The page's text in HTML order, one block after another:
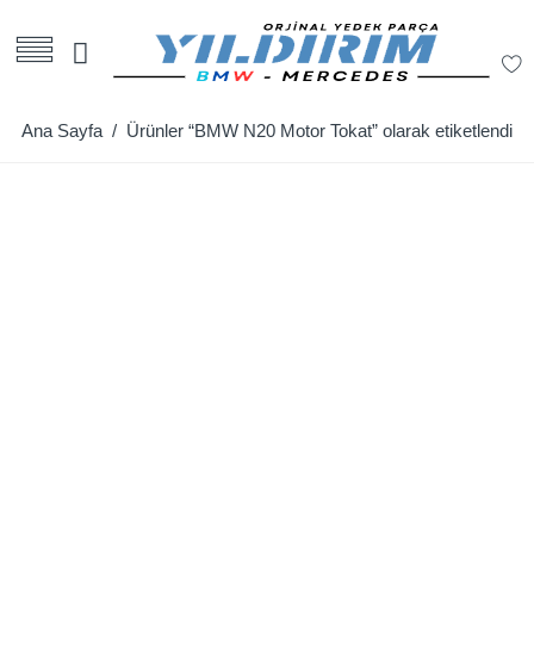
Ana Sayfa / Ürünler “BMW N20 Motor Tokat” olarak etiketlendi